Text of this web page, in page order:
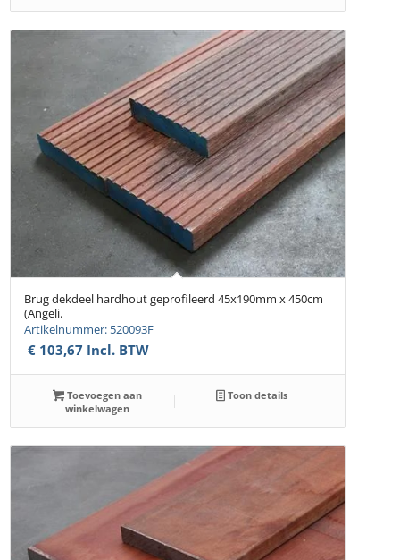
Brug dekdeel hardhout geprofileerd 45x190mm x 450cm
(Angeli.
Artikelnummer: 520093F
€ 103,67 Incl. BTW
Toevoegen aan
winkelwagen
Toon details